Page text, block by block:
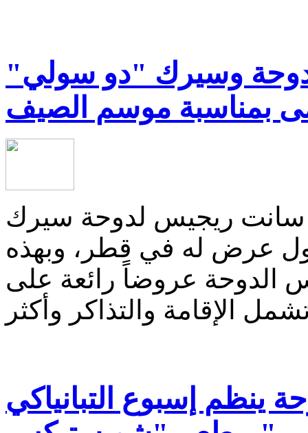
وسيرك "دو سولي"
بمناسبة موسم الصيف
سانت ريجيس لدوحة سيرك
عرض له في قطر، وبهذه
الدوحة عروضاً رائعة على
ينظم إسبوع التبانياكي